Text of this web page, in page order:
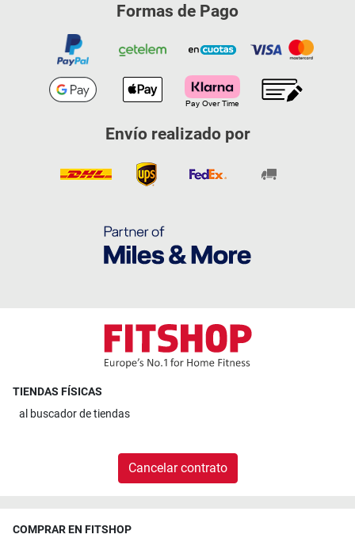
Formas de Pago
Envío realizado por
TIENDAS FÍSICAS
al buscador de tiendas
Cancelar contrato
COMPRAR EN FITSHOP